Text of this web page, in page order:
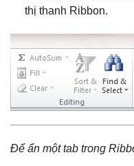
thị thanh Ribbon.
Để ẩn một tab trong